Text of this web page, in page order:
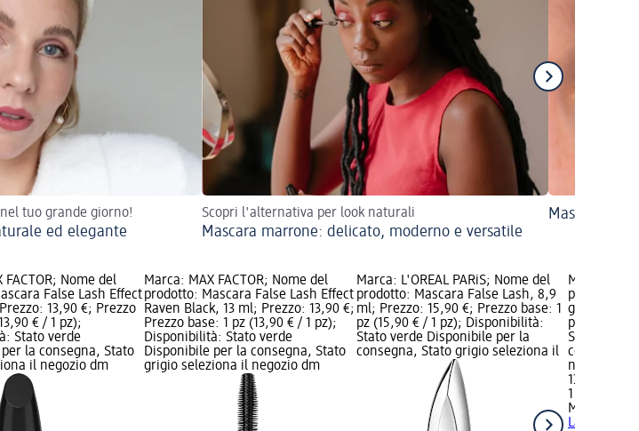
tuo grande giorno!
ed elegante
Scopri l'alternativa per look naturali
Mascara marrone: delicato, moderno e versatile
Mascara
FACTOR; Nome del
False Lash Effect
13,90 €; Prezzo
€ / 1 pz);
Stato verde
la consegna, Stato
il negozio dm
Marca: MAX FACTOR; Nome del
prodotto: Mascara False Lash Effect
Raven Black, 13 ml; Prezzo: 13,90 €;
Prezzo base: 1 pz (13,90 € / 1 pz);
Disponibilità: Stato verde
Disponibile per la consegna, Stato
grigio seleziona il negozio dm
Marca: L'ORÉAL PARiS; Nome del
prodotto: Mascara False Lash, 8,9
ml; Prezzo: 15,90 €; Prezzo base: 1
pz (15,90 € / 1 pz); Disponibilità:
Stato verde Disponibile per la
consegna, Stato grigio seleziona il
Marca:
prodotto:
g; Prezzo:
pz (13,90 €
Stato
consegna,
negozio dm
13,90 €
1 pz (13,90
MAX
Lashes, 8 g